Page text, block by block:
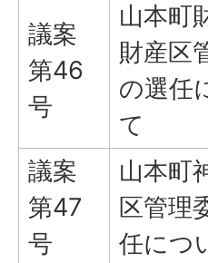
議案
第46
号
山本町
財産区
の選任
て
議案
第47
号
山本町
区管理
任につ